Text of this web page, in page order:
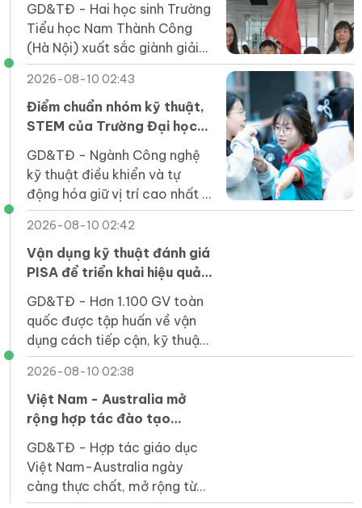
GD&TĐ - Hai học sinh Trường
Tiểu học Nam Thành Công
(Hà Nội) xuất sắc giành giải
Ba, bảng B1 tại World
GreenMech 2026 tổ chức ở
Thái Lan.
2026-08-10 02:43
Điểm chuẩn nhóm kỹ thuật,
STEM của Trường Đại học
Công Thương TPHCM tăng
nhẹ
GD&TĐ - Ngành Công nghệ
kỹ thuật điều khiển và tự
động hóa giữ vị trí cao nhất ở
tất cả 4 phương thức xét
tuyển.
2026-08-10 02:42
Vận dụng kỹ thuật đánh giá
PISA để triển khai hiệu quả
Chương trình GDPT 2018
GD&TĐ - Hơn 1.100 GV toàn
quốc được tập huấn về vận
dụng cách tiếp cận, kỹ thuật
đánh giá PISA, từ đó triển
khai hiệu quả hơn Chương
trình GDPT 2018.
2026-08-10 02:38
Việt Nam - Australia mở
rộng hợp tác đào tạo
nguồn nhân lực chất lượng
cao
GD&TĐ - Hợp tác giáo dục
Việt Nam-Australia ngày
càng thực chất, mở rộng từ